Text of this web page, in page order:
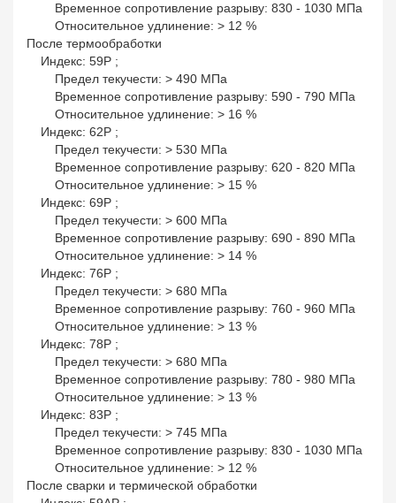
Временное сопротивление разрыву: 830 - 1030 МПа
Относительное удлинение: > 12 %
После термообработки
Индекс: 59P ;
Предел текучести: > 490 МПа
Временное сопротивление разрыву: 590 - 790 МПа
Относительное удлинение: > 16 %
Индекс: 62P ;
Предел текучести: > 530 МПа
Временное сопротивление разрыву: 620 - 820 МПа
Относительное удлинение: > 15 %
Индекс: 69P ;
Предел текучести: > 600 МПа
Временное сопротивление разрыву: 690 - 890 МПа
Относительное удлинение: > 14 %
Индекс: 76P ;
Предел текучести: > 680 МПа
Временное сопротивление разрыву: 760 - 960 МПа
Относительное удлинение: > 13 %
Индекс: 78P ;
Предел текучести: > 680 МПа
Временное сопротивление разрыву: 780 - 980 МПа
Относительное удлинение: > 13 %
Индекс: 83P ;
Предел текучести: > 745 МПа
Временное сопротивление разрыву: 830 - 1030 МПа
Относительное удлинение: > 12 %
После сварки и термической обработки